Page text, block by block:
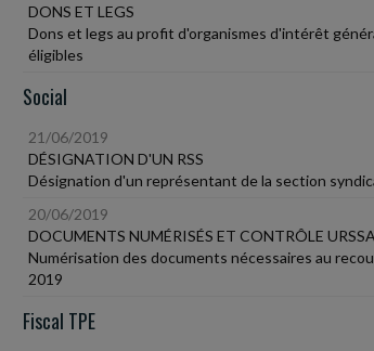
DONS ET LEGS
Dons et legs au profit d'organismes d'intérêt
éligibles
Social
21/06/2019
DÉSIGNATION D'UN RSS
Désignation d'un représentant de la section
20/06/2019
DOCUMENTS NUMÉRISÉS ET CONTRÔLE
Numérisation des documents nécessaires au
2019
Fiscal TPE